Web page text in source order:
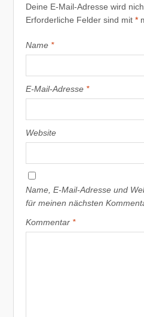
Deine E-Mail-Adresse wird
Erforderliche Felder sind mit*
Name *
E-Mail-Adresse *
Website
Name, E-Mail-Adresse und
für meinen nächsten
Kommentar *